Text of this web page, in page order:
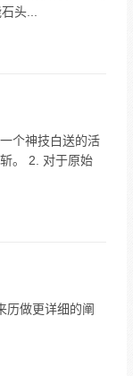
头...
个神技白送的活
。 2. 对于原始
历做更详细的阐